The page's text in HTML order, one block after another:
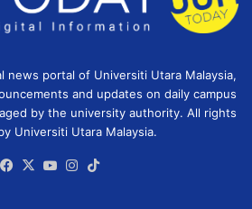
news portal of Universiti Utara Malaysia,
and updates on daily campus
by the university authority. All rights
Universiti Utara Malaysia.
Facebook
X YouTubeInstagram